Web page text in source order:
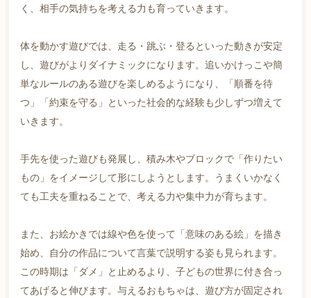
く、相手の気持ちを考える力も育っていきます。
体を動かす遊びでは、走る・跳ぶ・登るといった動きが安定
し、遊びがよりダイナミックになります。追いかけっこや簡
単なルールのある遊びを楽しめるようになり、「順番を待
つ」「約束を守る」といった社会的な経験も少しずつ増えて
いきます。
手先を使った遊びも発展し、積み木やブロックで「作りたい
もの」をイメージして形にしようとします。うまくいかなく
ても工夫を重ねることで、考える力や集中力が育ちます。
また、お絵かきでは線や色を使って「意味のある絵」を描き
始め、自分の作品について言葉で説明する姿も見られます。
この時期は「ダメ」と止めるより、子どもの世界に付き合っ
てあげると伸びます。与えるおもちゃは、遊び方が固定され